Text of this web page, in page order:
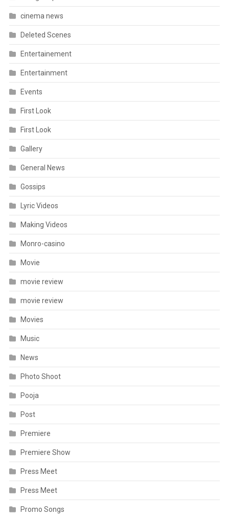
cinema news
Deleted Scenes
Entertainement
Entertainment
Events
First Look
First Look
Gallery
General News
Gossips
Lyric Videos
Making Videos
Monro-casino
Movie
movie review
movie review
Movies
Music
News
Photo Shoot
Pooja
Post
Premiere
Premiere Show
Press Meet
Press Meet
Promo Songs